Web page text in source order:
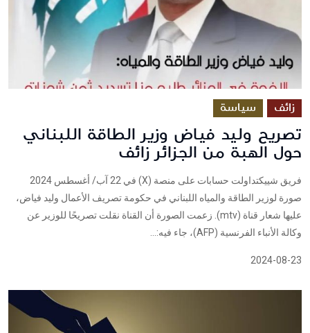
زائف سياسة
تصريح وليد فياض وزير الطاقة اللبناني
حول الهبة من الجزائر زائف
فريق شييكتداولت حسابات على منصة (X) في 22 آب/ أغسطس 2024
صورة لوزير الطاقة والمياه اللبناني في حكومة تصريف الأعمال وليد فياض،
عليها شعار قناة (mtv). زعمت الصورة أن القناة نقلت تصريحًا للوزير عن
وكالة الأنباء الفرنسية (AFP)، جاء فيه:...
2024-08-23